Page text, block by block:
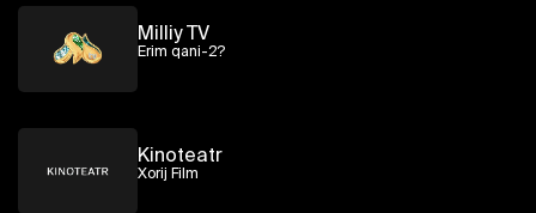
Milliy TV
Erim qani-2?
Kinoteatr
Xorij Film